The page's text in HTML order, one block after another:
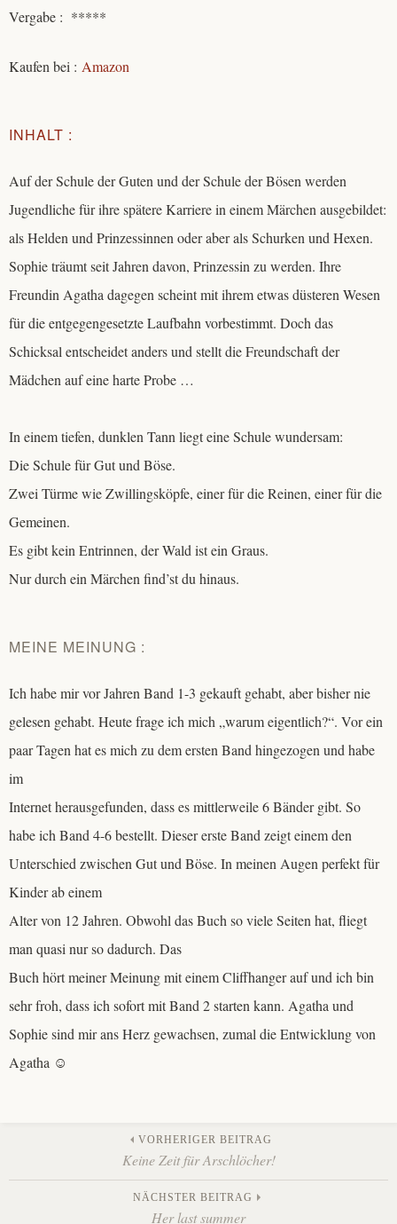
Vergabe : *****
Kaufen bei : Amazon
INHALT :
Auf der Schule der Guten und der Schule der Bösen werden
Jugendliche für ihre spätere Karriere in einem Märchen ausgebildet:
als Helden und Prinzessinnen oder aber als Schurken und Hexen.
Sophie träumt seit Jahren davon, Prinzessin zu werden. Ihre
Freundin Agatha dagegen scheint mit ihrem etwas düsteren Wesen
für die entgegengesetzte Laufbahn vorbestimmt. Doch das
Schicksal entscheidet anders und stellt die Freundschaft der
Mädchen auf eine harte Probe …
In einem tiefen, dunklen Tann liegt eine Schule wundersam:
Die Schule für Gut und Böse.
Zwei Türme wie Zwillingsköpfe, einer für die Reinen, einer für die
Gemeinen.
Es gibt kein Entrinnen, der Wald ist ein Graus.
Nur durch ein Märchen find’st du hinaus.
MEINE MEINUNG :
Ich habe mir vor Jahren Band 1-3 gekauft gehabt, aber bisher nie
gelesen gehabt. Heute frage ich mich „warum eigentlich?“. Vor ein
paar Tagen hat es mich zu dem ersten Band hingezogen und habe
im
Internet herausgefunden, dass es mittlerweile 6 Bänder gibt. So
habe ich Band 4-6 bestellt. Dieser erste Band zeigt einem den
Unterschied zwischen Gut und Böse. In meinen Augen perfekt für
Kinder ab einem
Alter von 12 Jahren. Obwohl das Buch so viele Seiten hat, fliegt
man quasi nur so dadurch. Das
Buch hört meiner Meinung mit einem Cliffhanger auf und ich bin
sehr froh, dass ich sofort mit Band 2 starten kann. Agatha und
Sophie sind mir ans Herz gewachsen, zumal die Entwicklung von
Agatha ☺️
Beitrags-VORHERIGER BEITRAG
Keine Zeit für Arschlöcher!
NÄCHSTER BEITRAG
Her last summer